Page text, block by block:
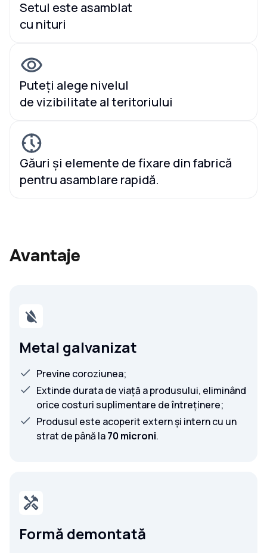
Setul este asamblat
cu nituri
Puteți alege nivelul
de vizibilitate al teritoriului
Găuri și elemente de fixare din fabrică
pentru asamblare rapidă.
Avantaje
Metal galvanizat
Previne coroziunea;
Extinde durata de viață a produsului, eliminând
orice costuri suplimentare de întreținere;
Produsul este acoperit extern și intern cu un
strat de până la70 microni.
Formă demontată